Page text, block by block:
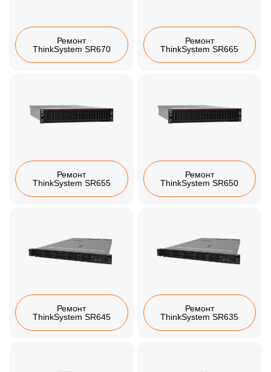
Ремонт
ThinkSystem SR670
Ремонт
ThinkSystem SR665
Ремонт
ThinkSystem SR655
Ремонт
ThinkSystem SR650
Ремонт
ThinkSystem SR645
Ремонт
ThinkSystem SR635